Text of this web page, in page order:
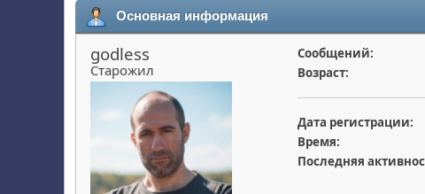
Основная информация
godless
Старожил
Сообщений:
Возраст:
Дата регистрации:
Время:
Последняя